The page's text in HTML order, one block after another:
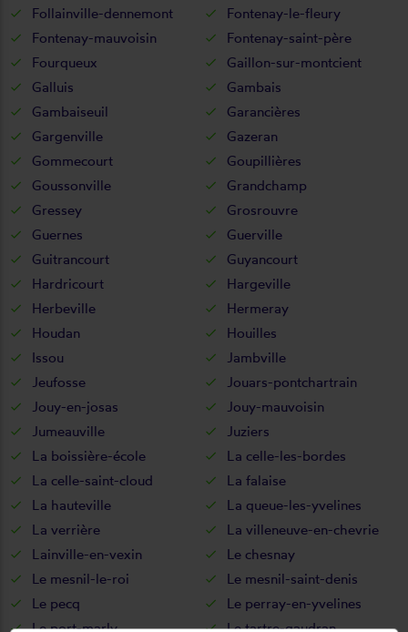
Follainville-dennemont
Fontenay-le-fleury
Fontenay-mauvoisin
Fontenay-saint-père
Fourqueux
Gaillon-sur-montcient
Galluis
Gambais
Gambaiseuil
Garancières
Gargenville
Gazeran
Gommecourt
Goupillières
Goussonville
Grandchamp
Gressey
Grosrouvre
Guernes
Guerville
Guitrancourt
Guyancourt
Hardricourt
Hargeville
Herbeville
Hermeray
Houdan
Houilles
Issou
Jambville
Jeufosse
Jouars-pontchartrain
Jouy-en-josas
Jouy-mauvoisin
Jumeauville
Juziers
La boissière-école
La celle-les-bordes
La celle-saint-cloud
La falaise
La hauteville
La queue-les-yvelines
La verrière
La villeneuve-en-chevrie
Lainville-en-vexin
Le chesnay
Le mesnil-le-roi
Le mesnil-saint-denis
Le pecq
Le perray-en-yvelines
Le port-marly
Le tartre-gaudran